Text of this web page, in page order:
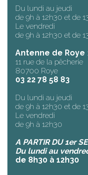
Du lundi au jeudi
de 9h à 12h30 et de
Le vendredi
de 9h à 12h30 et de
Antenne de Roye :
11 rue de la pêcherie
80700 Roye
03 22 78 58 83
Du lundi au jeudi
de 9h à 12h30 et de
Le vendredi
de 9h à 12h30
A PARTIR DU 1er
Du lundi au
de 8h30 à 12h30